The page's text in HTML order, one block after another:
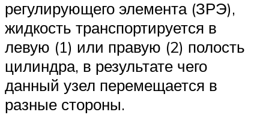
регулирующего элемента (ЗРЭ),
жидкость транспортируется в
левую (1) или правую (2) полость
цилиндра, в результате чего
данный узел перемещается в
разные стороны.